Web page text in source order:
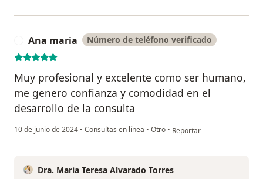
Ana maria Número de teléfono verificado
Muy profesional y excelente como ser humano,
me genero confianza y comodidad en el
desarrollo de la consulta
10 de junio de 2024 • Consultas en línea • Otro • en opinión del usuario Ana
Reportar
Dra. Maria Teresa Alvarado Torres